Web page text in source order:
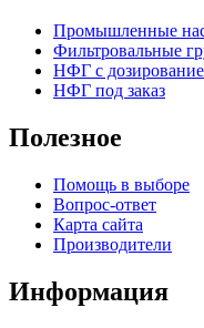
Промышленные
Фильтровальные
НФГ с
НФГ под заказ
Полезное
Помощь в выборе
Вопрос-ответ
Карта сайта
Производители
Информация